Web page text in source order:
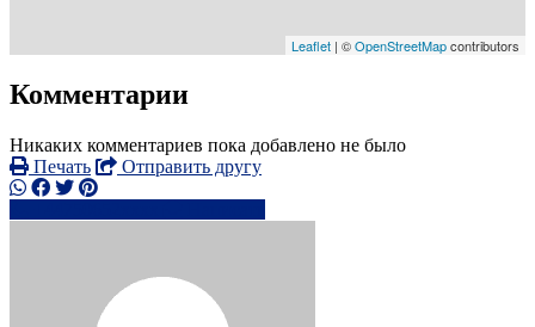
Leaflet | ©OpenStreetMapcontributors
Комментарии
Никаких комментариев пока добавлено не было
Печать
Отправить другу